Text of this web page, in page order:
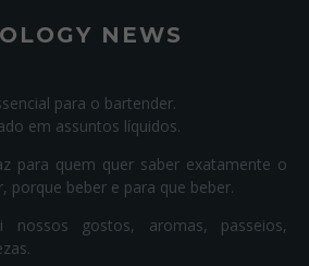
NEWS
para o bartender.
em assuntos líquidos.
para quem quer saber exatamente o
porque beber e para que beber.
nossos gostos, aromas, passeios,